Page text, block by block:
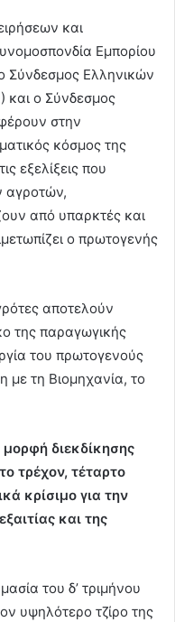
και
Εμπορίου
Σύνδεσμος Ελληνικών
και ο Σύνδεσμος
στην
κόσμος της
εξελίξεις που
αγροτών,
από υπαρκτές και
ο πρωτογενής
αποτελούν
της παραγωγικής
του πρωτογενούς
με τη Βιομηχανία, το
διεκδίκησης
τρέχον, τέταρτο
κρίσιμο για την
και της
του δ’ τριμήνου
υψηλότερο τζίρο της